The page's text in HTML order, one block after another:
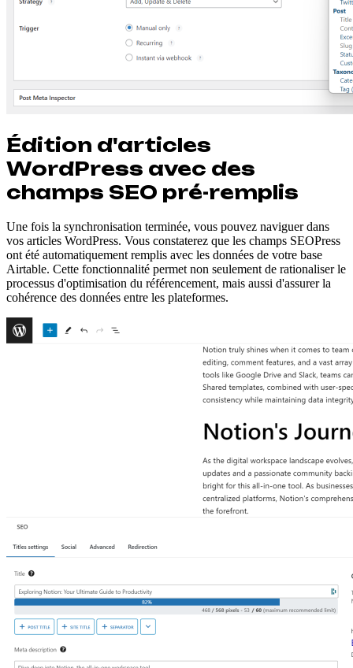
Édition d'articles
WordPress avec des
champs SEO pré-remplis
Une fois la synchronisation terminée, vous pouvez naviguer dans
vos articles WordPress. Vous constaterez que les champs SEOPress
ont été automatiquement remplis avec les données de votre base
Airtable. Cette fonctionnalité permet non seulement de rationaliser le
processus d'optimisation du référencement, mais aussi d'assurer la
cohérence des données entre les plateformes.